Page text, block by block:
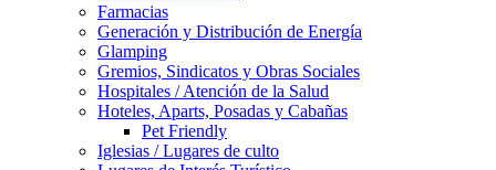
Farmacias
Generación y Distribución de Energía
Glamping
Gremios, Sindicatos y Obras Sociales
Hospitales / Atención de la Salud
Hoteles, Aparts, Posadas y Cabañas
Pet Friendly
Iglesias / Lugares de culto